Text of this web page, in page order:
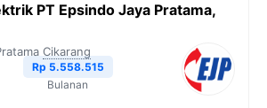
PT Epsindo Jaya Pratama,
Cikarang
Rp 5.558.515
Bulanan